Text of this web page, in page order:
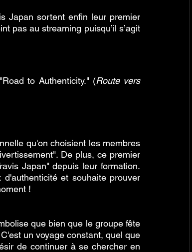
Japan sortent enfin leur premier
pas au streaming puisqu’il s’agit
to Authenticity." (Route vers
qu'on choisient les membres
De plus, ce premier
Japan" depuis leur formation.
et souhaite prouver
!
que bien que le groupe fête
un voyage constant, quel que
de continuer à se chercher en